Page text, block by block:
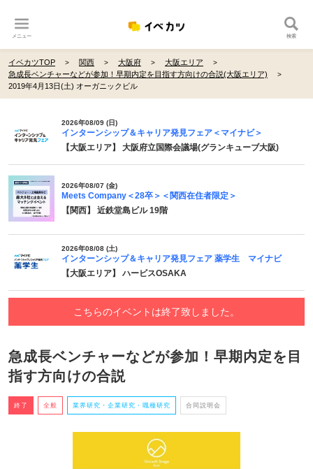
メニュー 検索
イベカツTOP 関西 大阪府
大阪エリア
急成長ベンチャーなどが参加！早期内定を目指す方向けの合説(大阪エリア)
2019年4月13日(土) オーガニックビル
2026年08/09 (日)
インターンシップ＆キャリア発見フェア＜マイナビ＞
【大阪エリア】 大阪府立国際会議場(グランキューブ大阪)
2026年08/07 (金)
Meets Company＜28卒＞＜関西在住者限定＞
【関西】 近鉄堂島ビル 19階
2026年08/08 (土)
インターンシップ＆キャリア発見フェア 薬学生 マイナビ
【大阪エリア】 ハービスOSAKA
こちらのイベントは終了致しました。
急成長ベンチャーなどが参加！早期内定を目
指す方向けの合説
終了 全般 業界研究・企業研究・職種研究 合同説明会